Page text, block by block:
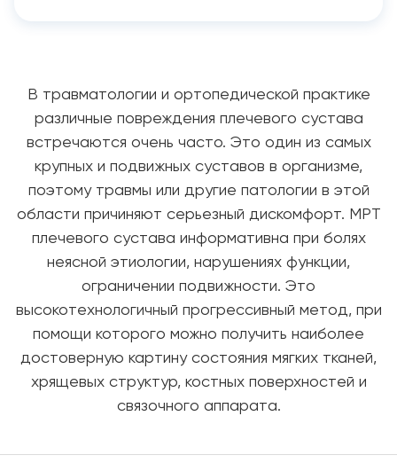
В травматологии и ортопедической практике
различные повреждения плечевого сустава
встречаются очень часто. Это один из самых
крупных и подвижных суставов в организме,
поэтому травмы или другие патологии в этой
области причиняют серьезный дискомфорт. МРТ
плечевого сустава информативна при болях
неясной этиологии, нарушениях функции,
ограничении подвижности. Это
высокотехнологичный прогрессивный метод, при
помощи которого можно получить наиболее
достоверную картину состояния мягких тканей,
хрящевых структур, костных поверхностей и
связочного аппарата.